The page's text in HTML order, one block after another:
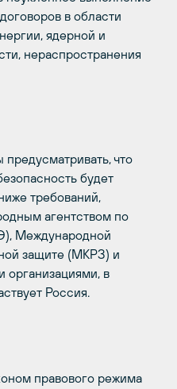
в области
ядерной и
нераспространения
что
будет
требований,
агентством по
Международной
защите (МКРЗ) и
в
Россия.
правового режима